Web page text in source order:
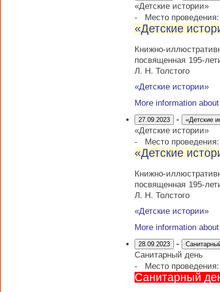
«Детские истории»
-
Место
«Детские
Книжно-
посвященная 195-
Л. Н. Толстого
«Детские истории»
More information
27.09.2023 - «Детские
«Детские истории»
-
Место
«Детские
Книжно-
посвященная 195-
Л. Н. Толстого
«Детские истории»
More information
28.09.2023 -
Санитарный день
-
Место
Санитарный